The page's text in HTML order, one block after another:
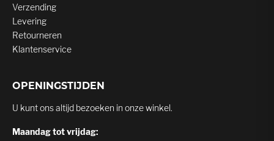
Verzending
Levering
Retourneren
Klantenservice
OPENINGSTIJDEN
U kunt ons altijd bezoeken in onze winkel.
Maandag tot vrijdag: